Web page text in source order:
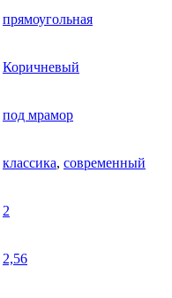
прямоугольная
Коричневый
под мрамор
классика, современный
2
2,56